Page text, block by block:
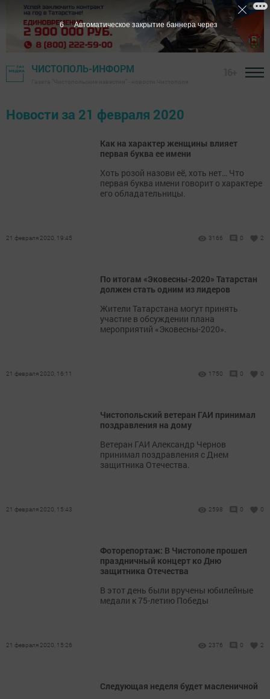
ЧИСТОПОЛЬ-ИНФОРМ
Новости за 21 февраля 2020
Как на характер женщины влияет
первая буква ее имени
Хоть розой назови её, хоть нет… Что
первая буква имени говорит о характере
его обладательницы.
21 февраля 2020, 19:45 3166 0 2
По итогам «Эковесны-2020» Татарстан
должен стать одним из лидеров
Жители Татарстана могут принять
участие в обсуждении плана
мероприятий «Эковесны-2020».
21 февраля 2020, 16:11 1750 0 0
Чистопольский ветеран ГАИ принимал
поздравления на дому
Ветеран ГАИ Александр Чернов
принимал поздравления с Днем
защитника Отечества.
21 февраля 2020, 15:43 2598 0 0
Фоторепортаж: В Чистополе прошел
праздничный концерт ко Дню
защитника Отечества
В этот день были вручены юбилейные
медали к 75-летию Победы
21 февраля 2020, 15:26 2376 0 2
Следующая неделя будет масленичной
5 Автоматическое закрытие баннера через